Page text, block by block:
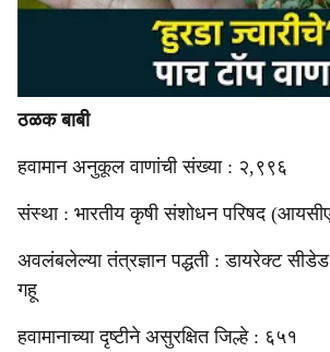
ठळक बाबी
हवामान अनुकूल वाणांची संख्या : २,९९६
संस्था : भारतीय कृषी संशोधन परिषद
अवलंबलेल्या तंत्रज्ञान पद्धती : डायरेक्ट
गहू
हवामानाच्या दृष्टीने असुरक्षित जिल्हे : ६५१